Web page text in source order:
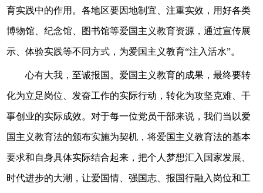
育实践中的作用。各地区要因地制宜、注重实效，用好各类
博物馆、纪念馆、图书馆等爱国主义教育资源，通过宣传展
示、体验实践等不同方式，为爱国主义教育“注入活水”。
心有大我，至诚报国。爱国主义教育的成果，最终要转
化为立足岗位、发奋工作的实际行动，转化为攻坚克难、干
事创业的实际成效。对于每一位党员干部来说，我们当以爱
国主义教育法的颁布实施为契机，将爱国主义教育法的基本
要求和自身具体实际结合起来，把个人梦想汇入国家发展、
时代进步的大潮，让爱国情、强国志、报国行融入岗位和工